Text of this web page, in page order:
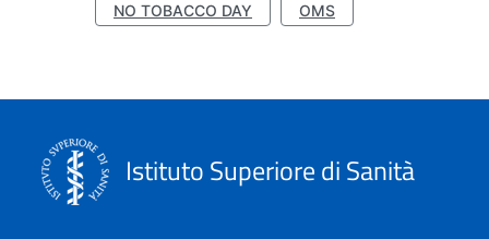
NO TOBACCO DAY
OMS
Istituto Superiore di Sanità